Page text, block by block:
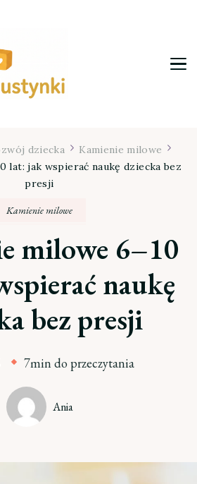
dziecka
Kamienie milowe
lat: jak wspierać naukę dziecka bez
presji
Kamienie milowe
milowe 6–10
naukę
bez presji
7min do przeczytania
Ania